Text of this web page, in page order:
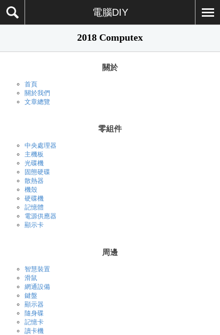
電腦DIY
2018 Computex
關於
首頁
關於我們
文章總覽
零組件
中央處理器
主機板
光碟機
固態硬碟
散熱器
機殼
硬碟機
記憶體
電源供應器
顯示卡
周邊
智慧裝置
滑鼠
網通設備
鍵盤
顯示器
隨身碟
記憶卡
讀卡機